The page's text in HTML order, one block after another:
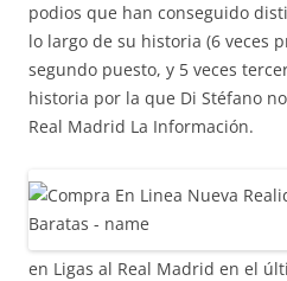
podios que han conseguido
lo largo de su historia (6 veces
segundo puesto, y 5 veces
historia por la que Di Stéfano
Real Madrid La Información.
en Ligas al Real Madrid en el